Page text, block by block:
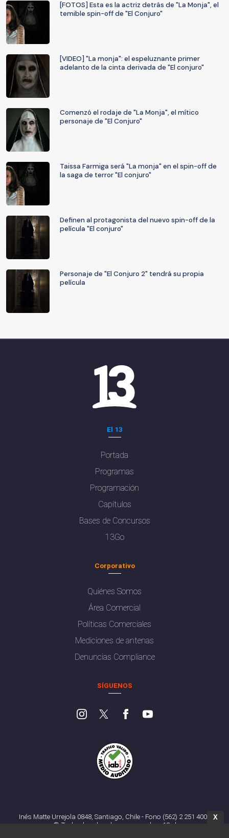
[FOTOS] Esta es la actriz detrás de "La Monja", el
temible spin-off de "El Conjuro"
[VIDEO] "La monja": el espeluznante primer
adelanto de la cinta derivada de "El conjuro"
Comenzó el rodaje de "La Monja", el mítico
personaje de "El Conjuro"
Taissa Farmiga será "La monja" en el spin-off de
la saga de terror "El conjuro"
Definen al protagonista del nuevo spin-off de la
película "El conjuro"
Personaje de "El Conjuro 2" tendrá su propia
película
El 13
Portada
Programas
Programación
Capítulos
Bases de Concursos
13Go
Corporativo
Quiénes Somos
Área Comercial
Políticas Comerciales
Mediciones de antenas
Denuncias Compliance
SÍGUENOS
Inés Matte Urrejola 0848, Santiago, Chile - Fono (562) 2 251 4000
© Todos los derechos reservados. 13.cl
X